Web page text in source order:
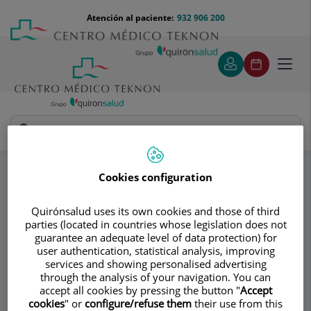
contenido
Menú
teléfono
cabecera
932 906 200
Atención al paciente:
Dra. María Colomé Calafí
Cirugía nasal estética (rinoplastia)
¿Puede haber complicaciones?
Consultorio
Dra. María Colomé
Calafí
Cookies configuration
Quirónsalud uses its own cookies and those of third
parties (located in countries whose legislation does not
guarantee an adequate level of data protection) for
user authentication, statistical analysis, improving
services and showing personalised advertising
through the analysis of your navigation. You can
accept all cookies by pressing the button "Accept
cookies" or configure/refuse them their use from this